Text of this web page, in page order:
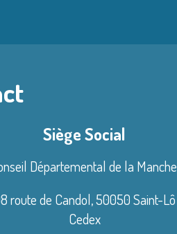
Siège Social
Départemental de la Manche
route de Candol,50050 Saint-Lô
Cedex